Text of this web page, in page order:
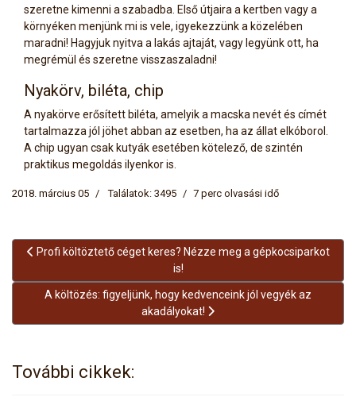
szeretne kimenni a szabadba. Első útjaira a kertben vagy a
környéken menjünk mi is vele, igyekezzünk a közelében
maradni! Hagyjuk nyitva a lakás ajtaját, vagy legyünk ott, ha
megrémül és szeretne visszaszaladni!
Nyakörv, biléta, chip
A nyakörve erősített biléta, amelyik a macska nevét és címét
tartalmazza jól jöhet abban az esetben, ha az állat elkóborol.
A chip ugyan csak kutyák esetében kötelező, de szintén
praktikus megoldás ilyenkor is.
2018. március 05 Találatok: 3495 7 perc olvasási idő
Előző cikk: Profi költöztető céget keres? Nézze meg a
Profi költöztető céget keres? Nézze meg a gépkocsiparkot
is!
Következő cikk: A költözés: figyeljünk, hogy kedvenceink jól
A költözés: figyeljünk, hogy kedvenceink jól vegyék az
akadályokat!
További cikkek: